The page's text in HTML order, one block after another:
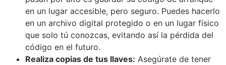
en un lugar accesible, pero seguro. Puedes hacerlo
en un archivo digital protegido o en un lugar físico
que solo tú conozcas, evitando así la pérdida del
código en el futuro.
Realiza copias de tus llaves: Asegúrate de tener